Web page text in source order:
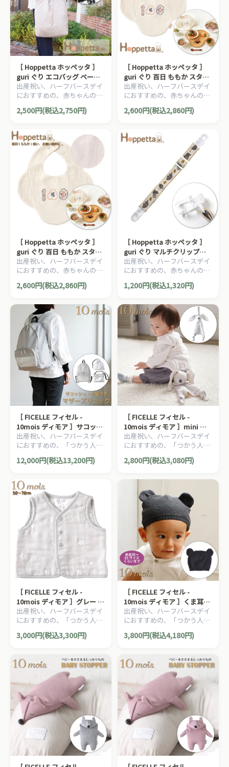
［ Hoppetta ホッペッタ ］
guri ぐり エコバッグ ベージ
ュ FICELLE フィセル 日本製
折り畳み ポケッタブル コン
パクト
出産祝い、ハーフバースデイ
におすすめの、赤ちゃんのほ
っぺたのような、ナチュラル
な暖かさを大切にした、
＆ベビー用品です。
2,500円(税込2,750円)
［ Hoppetta ホッペッタ ］
guri ぐり 百日 ももか スタイ
ブルー FICELLE フィセル 日
本製 お食い初め よだれかけ
お祝い 記念撮影
出産祝い、ハーフバースデイ
におすすめの、赤ちゃんのほ
っぺたのような、ナチュラル
な暖かさを大切にした、
＆ベビー用品です。
2,600円(税込2,860円)
［ Hoppetta ホッペッタ ］
guri ぐり 百日 ももか スタイ
ピンク FICELLE フィセル 日
本製 お食い初め よだれかけ
お祝い 記念撮影
出産祝い、ハーフバースデイ
におすすめの、赤ちゃんのほ
っぺたのような、ナチュラル
な暖かさを大切にした、
＆ベビー用品です。
2,600円(税込2,860円)
［ Hoppetta ホッペッタ ］
guri ぐり マルチクリップ
FICELLE フィセル 日本製 ベ
ビークリップ おしゃぶりホル
ダー
出産祝い、ハーフバースデイ
におすすめの、赤ちゃんのほ
っぺたのような、ナチュラル
な暖かさを大切にした、
＆ベビー用品です。
1,200円(税込1,320円)
［ FICELLE フィセル -
10mois ディモア ］サコッシ
ュ・巾着つきマザーズリュッ
ク グレー 軽量 マザーズバッ
グ セット
出産祝い、ハーフバースデイ
におすすめの、「つかう人が
本当に笑顔になれるモノ」を
大切に出産準備グッズ、
ビー用品です。
12,000円(税込13,200円)
［ FICELLE フィセル -
10mois ディモア ］mini me
グレー ベビートイ ふくふく
ガーゼ 6重ガーゼ 日本製 ハン
ギングトイ ベビーカー 星 ス
ター
出産祝い、ハーフバースデイ
におすすめの、「つかう人が
本当に笑顔になれるモノ」を
大切に出産準備グッズ、
ビー用品です。
2,800円(税込3,080円)
［ FICELLE フィセル -
10mois ディモア ］グレー ち
ょっき 50～70cm ふくふくガ
ーゼ 6重ガーゼ 日本製
出産祝い、ハーフバースデイ
におすすめの、「つかう人が
本当に笑顔になれるモノ」を
大切に出産準備グッズ、
ビー用品です。
3,000円(税込3,300円)
［ FICELLE フィセル -
10mois ディモア ］くま耳ニ
ットキャップ 日本製 新生児
～85サイズくらいまで オール
シーズン
出産祝い、ハーフバースデイ
におすすめの、「つかう人が
本当に笑顔になれるモノ」を
大切に出産準備グッズ、
ビー用品です。
3,800円(税込4,180円)